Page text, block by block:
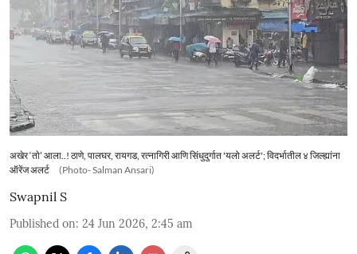
अखेर ‘ताे’ आला..! ठाणे, पालघर, रायगड, रत्नागिरी आणि सिंधुदुर्गात 'यलो अलर्ट'; विदर्भातील ४ जिल्ह्यांना
ऑरेंज अलर्ट
(Photo- Salman Ansari)
Swapnil S
Published on: 24 Jun 2026, 2:45 am